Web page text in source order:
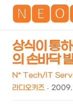
상식이 통
의 손바닥
N* Tech/IT
라디오키즈